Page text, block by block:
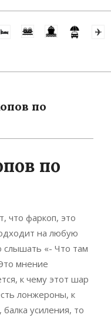
по
по
что фаркоп, это
на любую
слышать «- Что там
мнение
к чему этот шар
лонжероны, к
усиления, то